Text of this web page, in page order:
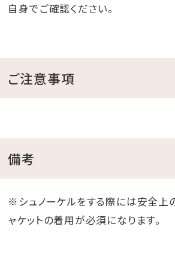
自身でご確認ください。
ご注意事項
備考
※シュノーケルをする際には安全上
ャケットの着用が必須になります。